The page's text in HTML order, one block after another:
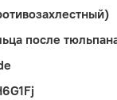
после